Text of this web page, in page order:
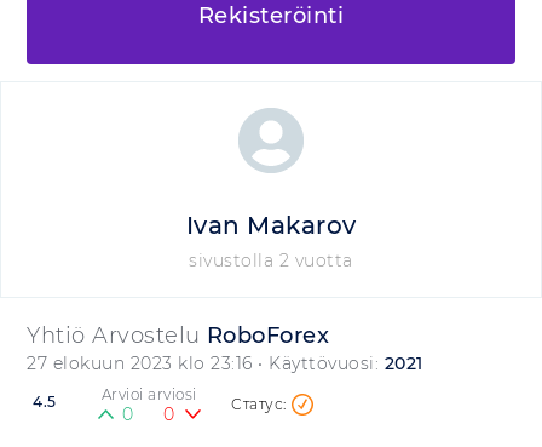
Rekisteröinti
Yhtiö Arvostelu RoboForex
27 elokuun 2023 klo 23:16 • Käyttövuosi: 2021
4.5 Arvioi arviosi
0 0
Ivan Makarov
sivustolla 2 vuotta